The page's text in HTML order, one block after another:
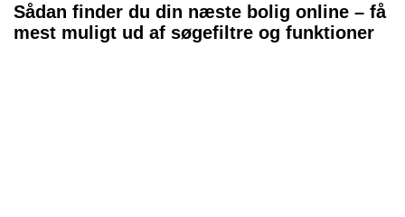
Sådan finder du din næste bolig online – få
mest muligt ud af søgefiltre og funktioner